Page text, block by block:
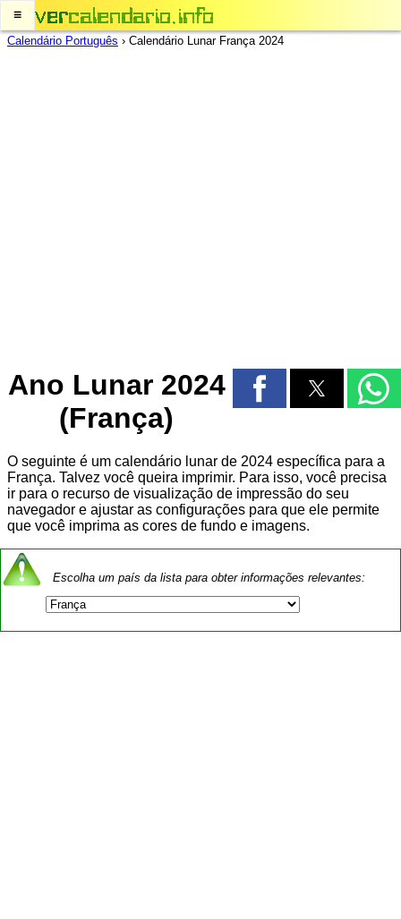
≡
Calendário Português › Calendário Lunar França 2024
Ano Lunar 2024
(França)
O seguinte é um calendário lunar de 2024 específica para a
França. Talvez você queira imprimir. Para isso, você precisa
ir para o recurso de visualização de impressão do seu
navegador e ajustar as configurações para que ele permite
que você imprima as cores de fundo e imagens.
Escolha um país da lista para obter informações relevantes: